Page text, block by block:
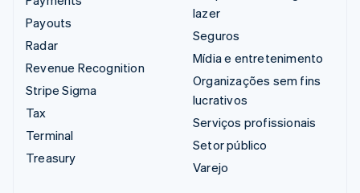
Payouts
Radar
Revenue Recognition
Stripe Sigma
Tax
Terminal
Treasury
lazer
Seguros
Mídia e entretenimento
Organizações sem fins
lucrativos
Serviços profissionais
Setor público
Varejo